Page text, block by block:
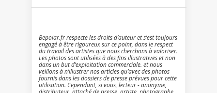
Bepolar.fr respecte les droits d’auteur et s’est toujours
engagé à être rigoureux sur ce point, dans le respect
du travail des artistes que nous cherchons à valoriser.
Les photos sont utilisées à des fins illustratives et non
dans un but d’exploitation commerciale. et nous
veillons à n’illustrer nos articles qu’avec des photos
fournis dans les dossiers de presse prévues pour cette
utilisation. Cependant, si vous, lecteur - anonyme,